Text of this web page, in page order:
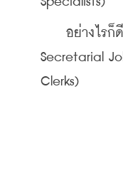
อย่างไรก็ดี
Secretarial
Clerks)